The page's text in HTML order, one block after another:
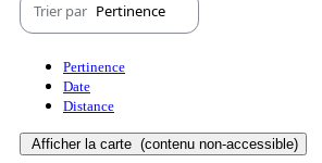
Trier par Pertinence
Pertinence
Date
Distance
Afficher la carte (contenu non-accessible)